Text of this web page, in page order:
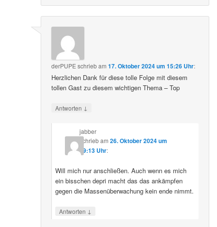
derPUPE schriebam17. Oktober 2024 um 15:26 Uhr:
Herzlichen Dank für diese tolle Folge mit diesem
tollen Gast zu diesem wichtigen Thema – Top
Antworten ↓
jabber
schriebam 26. Oktober 2024 um
09:13 Uhr:
Will mich nur anschließen. Auch wenn es mich
ein bisschen depri macht das das ankämpfen
gegen die Massenüberwachung kein ende nimmt.
Antworten ↓